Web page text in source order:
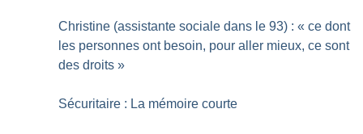
Christine (assistante sociale dans le 93) : « ce dont
les personnes ont besoin, pour aller mieux, ce sont
des droits »
Sécuritaire : La mémoire courte